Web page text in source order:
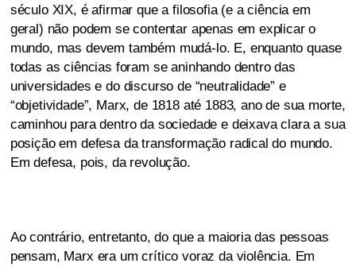
século XIX, é afirmar que a filosofia (e a ciência em
geral) não podem se contentar apenas em explicar o
mundo, mas devem também mudá-lo. E, enquanto quase
todas as ciências foram se aninhando dentro das
universidades e do discurso de “neutralidade” e
“objetividade”, Marx, de 1818 até 1883, ano de sua morte,
caminhou para dentro da sociedade e deixava clara a sua
posição em defesa da transformação radical do mundo.
Em defesa, pois, da revolução.
Ao contrário, entretanto, do que a maioria das pessoas
pensam, Marx era um crítico voraz da violência. Em